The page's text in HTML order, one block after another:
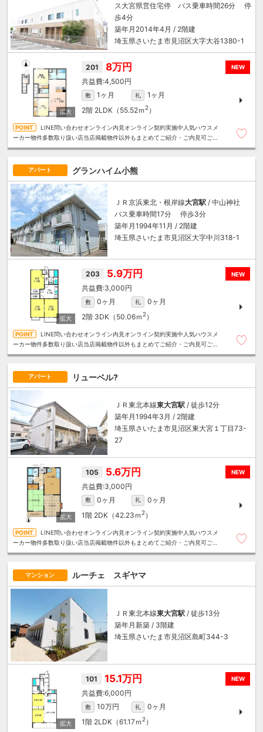
ス大宮県営住宅停 バス乗車時間26分 停
歩4分
築年月2014年4月 / 2階建
埼玉県さいたま市見沼区大字大谷1380-1
NEW
201 8万円
4,500円
敷 1ヶ月 礼
1ヶ月
2階 2LDK（55.52ｍ 2）
LINE問い合わせオンライン内見オンライン契約実施中人気ハウスメ
ーカー物件多数取り扱い店当店掲載物件以外もまとめてご紹介・ご内見可ご予
アパート グランハイム小熊
ＪＲ京浜東北・根岸線大宮駅 / 中山神社
バス乗車時間17分 停歩3分
築年月1994年11月 / 2階建
埼玉県さいたま市見沼区大字中川318-1
NEW
203 5.9万円
3,000円
敷 0ヶ月 礼
0ヶ月
2階 3DK（50.06ｍ2）
LINE問い合わせオンライン内見オンライン契約実施中人気ハウスメ
ーカー物件多数取り扱い店当店掲載物件以外もまとめてご紹介・ご内見可ご予
アパート リューベル?
ＪＲ東北本線東大宮駅 / 徒歩12分
築年月1994年3月 / 2階建
埼玉県さいたま市見沼区東大宮１丁目73-
27
NEW
105 5.6万円
3,000円
敷 0ヶ月 礼
0ヶ月
1階 2DK（42.23ｍ 2）
LINE問い合わせオンライン内見オンライン契約実施中人気ハウスメ
ーカー物件多数取り扱い店当店掲載物件以外もまとめてご紹介・ご内見可ご予
マンション ルーチェ スギヤマ
ＪＲ東北本線東大宮駅 / 徒歩13分
築年月新築 / 3階建
埼玉県さいたま市見沼区島町344-3
NEW
101 15.1万円
6,000円
敷 10万円 礼
0ヶ月
1階 2LDK（61.17ｍ 2）